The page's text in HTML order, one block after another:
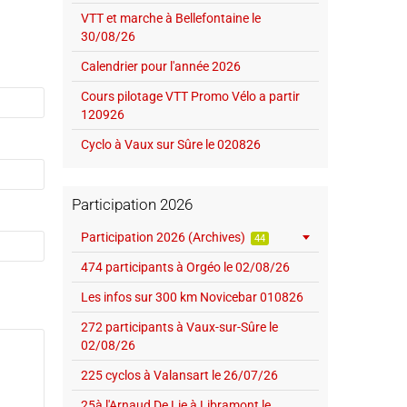
VTT et marche à Bellefontaine le
30/08/26
Calendrier pour l'année 2026
Cours pilotage VTT Promo Vélo a partir
120926
Cyclo à Vaux sur Sûre le 020826
Participation 2026
Participation 2026 (Archives) 44
474 participants à Orgéo le 02/08/26
Les infos sur 300 km Novicebar 010826
272 participants à Vaux-sur-Sûre le
02/08/26
225 cyclos à Valansart le 26/07/26